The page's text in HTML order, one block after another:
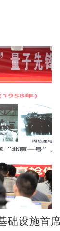
础设施首